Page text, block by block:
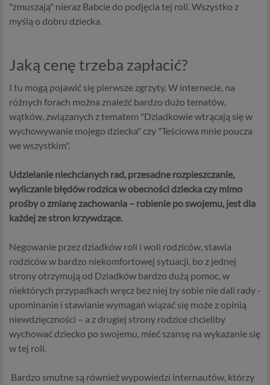
"zmuszają" nieraz Babcie do podjęcia tej roli. Wszystko z
myślą o dobru dziecka.
Jaką cenę trzeba zapłacić?
I tu mogą pojawić się pierwsze zgrzyty. W internecie, na
różnych forach można znaleźć bardzo dużo tematów,
wątków, związanych z tematem "Dziadkowie wtrącają się w
wychowywanie mojego dziecka" czy "Teściowa mnie poucza
we wszystkim".
Udzielanie niechcianych rad, przesadne rozpieszczanie,
wyliczanie błędów rodzica w obecności dziecka czy mimo
prośby o zmianę zachowania – robienie po swojemu, jest dla
każdej ze stron krzywdzące.
Negowanie przez dziadków roli i woli rodziców, stawia
rodziców w bardzo niekomfortowej sytuacji, bo z jednej
strony otrzymują od Dziadków bardzo dużą pomoc, w
niektórych przypadkach wręcz bez niej by sobie nie dali rady -
upominanie i stawianie wymagań wiązać się może z opinią
niewdzięczności – a z drugiej strony rodzice chcieliby
wychować dziecko po swojemu, mieć szansę na wykazanie się
w tej roli.
Bardzo smutne są również wypowiedzi internautów, którzy